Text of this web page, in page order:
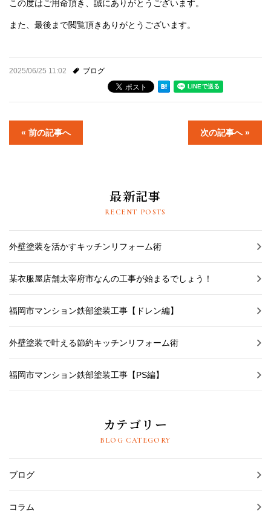
この度はご用命頂き、誠にありがとうございます。
また、最後まで閲覧頂きありがとうございます。
2025/06/25 11:02 ブログ
« 前の記事へ 次の記事へ »
最新記事
RECENT POSTS
外壁塗装を活かすキッチンリフォーム術
某衣服屋店舗太宰府市なんの工事が始まるでしょう！
福岡市マンション鉄部塗装工事【ドレン編】
外壁塗装で叶える節約キッチンリフォーム術
福岡市マンション鉄部塗装工事【PS編】
カテゴリー
BLOG CATEGORY
ブログ
コラム